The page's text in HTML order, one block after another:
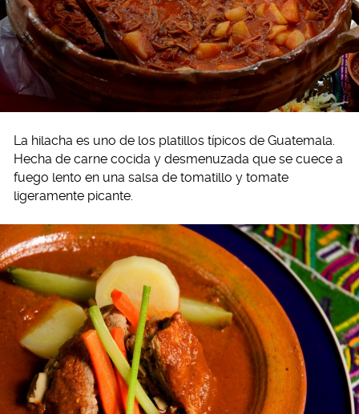
La hilacha es uno de los platillos típicos de Guatemala.
Hecha de carne cocida y desmenuzada que se cuece a
fuego lento en una salsa de tomatillo y tomate
ligeramente picante.